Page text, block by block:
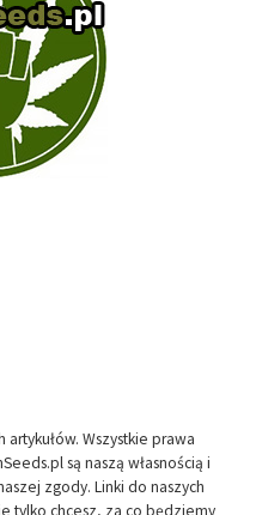
Wszystkie prawa
są naszą własnością i
zgody. Linki do naszych